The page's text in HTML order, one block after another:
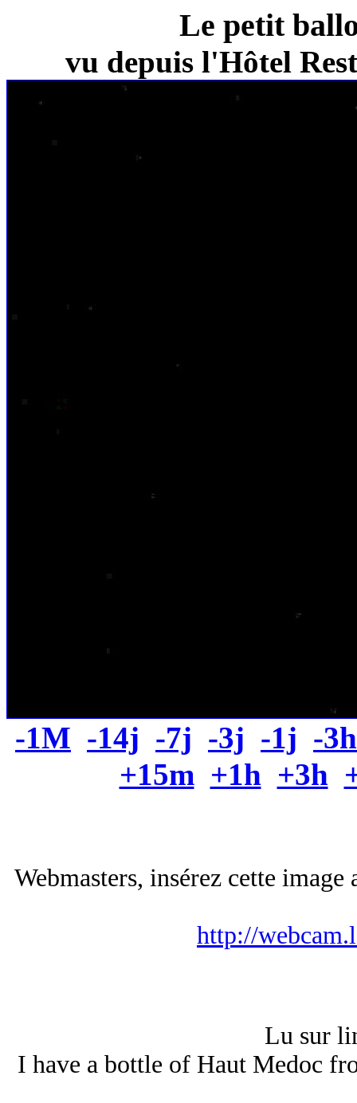
Le petit
vu depuis l'Hôtel
-1M -14j -7j -3j -1j -3h
+15m +1h +3h
Webmasters, insérez cette
http://
Lu sur
I have a bottle of Haut Medoc